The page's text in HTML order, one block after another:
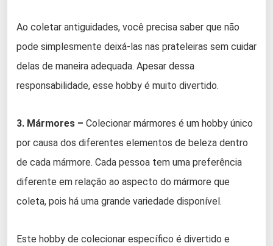
Ao coletar antiguidades, você precisa saber que não
pode simplesmente deixá-las nas prateleiras sem cuidar
delas de maneira adequada. Apesar dessa
responsabilidade, esse hobby é muito divertido.
3. Mármores – Colecionar mármores é um hobby único
por causa dos diferentes elementos de beleza dentro
de cada mármore. Cada pessoa tem uma preferência
diferente em relação ao aspecto do mármore que
coleta, pois há uma grande variedade disponível.
Este hobby de colecionar específico é divertido e